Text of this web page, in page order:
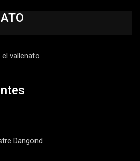
vallenato
Dangond